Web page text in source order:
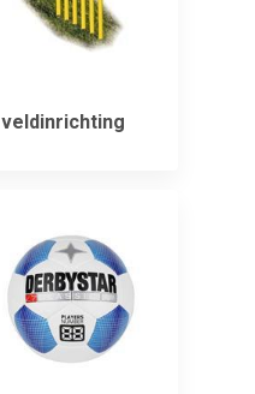
veldinrichting